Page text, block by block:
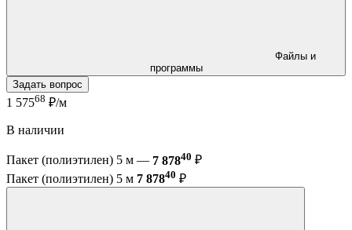
программы
Задать вопрос
1 57568 ₽/м
В наличии
Пакет (полиэтилен) 5 м — 7 87840 ₽
Пакет (полиэтилен) 5 м 7 87840 ₽